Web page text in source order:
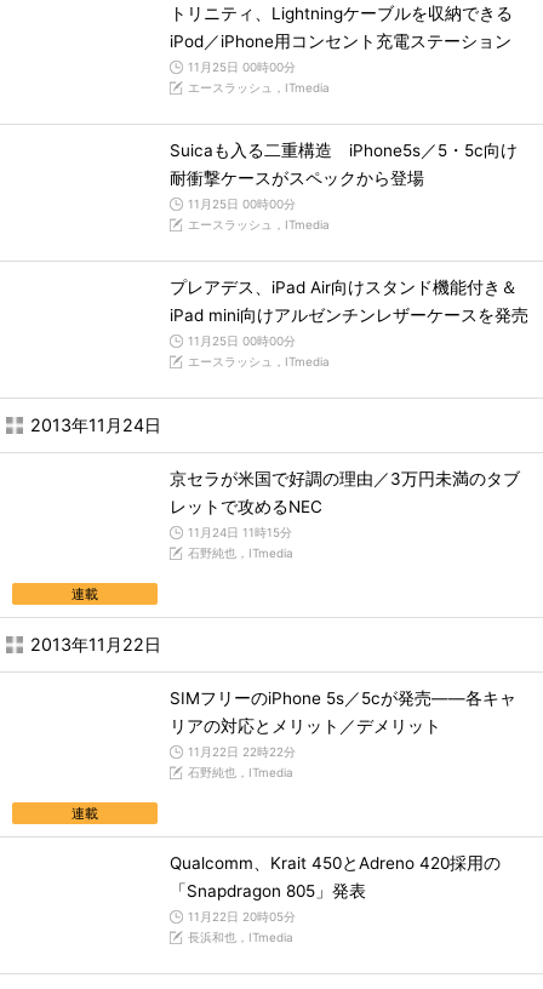
トリニティ、Lightningケーブルを収納できる
iPod／iPhone用コンセント充電ステーション
11月25日 00時00分
エースラッシュ，ITmedia
Suicaも入る二重構造 iPhone5s／5・5c向け
耐衝撃ケースがスペックから登場
11月25日 00時00分
エースラッシュ，ITmedia
プレアデス、iPad Air向けスタンド機能付き＆
iPad mini向けアルゼンチンレザーケースを発売
11月25日 00時00分
エースラッシュ，ITmedia
2013年11月24日
連載
京セラが米国で好調の理由／3万円未満のタブ
レットで攻めるNEC
11月24日 11時15分
石野純也，ITmedia
2013年11月22日
連載
SIMフリーのiPhone 5s／5cが発売――各キャ
リアの対応とメリット／デメリット
11月22日 22時22分
石野純也，ITmedia
Qualcomm、Krait 450とAdreno 420採用の
「Snapdragon 805」発表
11月22日 20時05分
長浜和也，ITmedia